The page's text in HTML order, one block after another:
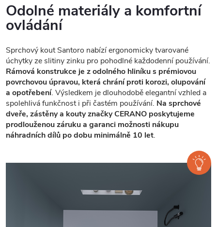
Odolné materiály a komfortní
ovládání
Sprchový kout Santoro nabízí ergonomicky tvarované
úchytky ze slitiny zinku pro pohodlné každodenní používání.
Rámová konstrukce je z odolného hliníku s prémiovou
povrchovou úpravou, která chrání proti korozi, olupování
a opotřebení. Výsledkem je dlouhodobě elegantní vzhled a
spolehlivá funkčnost i při častém používání. Na sprchové
dveře, zástěny a kouty značky CERANO poskytujeme
prodlouženou záruku a garanci možnosti nákupu
náhradních dílů po dobu minimálně 10 let.